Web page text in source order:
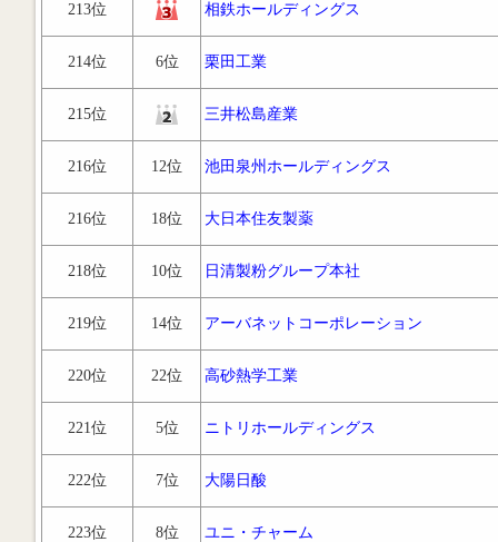
213位 相鉄ホールディングス
214位 6位 栗田工業
215位 三井松島産業
216位 12位 池田泉州ホールディングス
216位 18位 大日本住友製薬
218位 10位 日清製粉グループ本社
219位 14位 アーバネットコーポレーション
220位 22位 高砂熱学工業
221位 5位 ニトリホールディングス
222位 7位 大陽日酸
223位 8位 ユニ・チャーム